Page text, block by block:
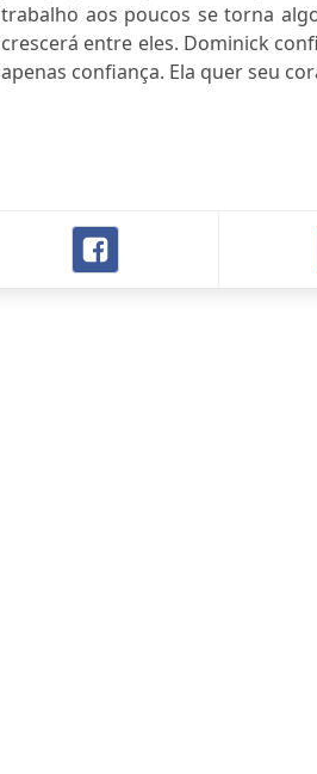
trabalho aos poucos se torna
crescerá entre eles. Dominick
apenas confiança. Ela quer seu